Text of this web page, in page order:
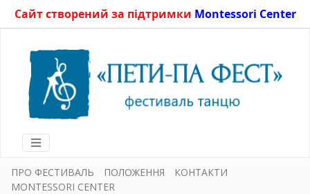
Сайт створений за підтримки Montessori Center
ПРО ФЕСТИВАЛЬ ПОЛОЖЕННЯ
КОНТАКТИ
MONTESSORI CENTER